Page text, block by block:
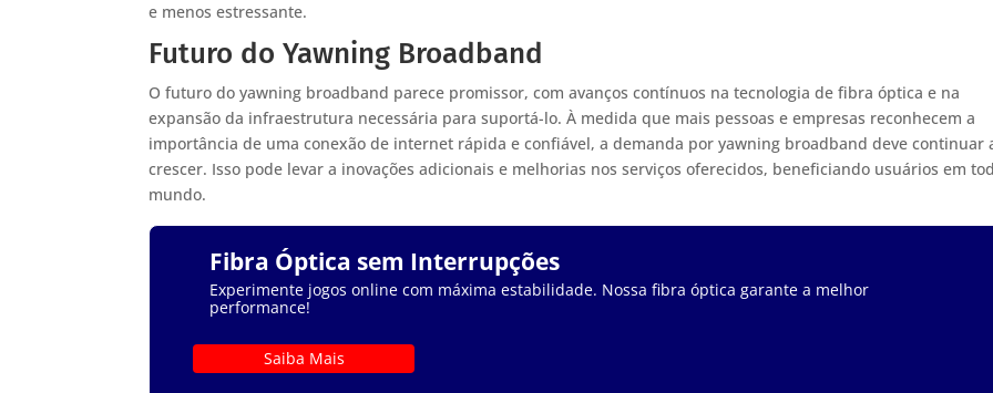
e menos estressante.
Futuro do Yawning Broadband
O futuro do yawning broadband parece promissor, com avanços contínuos na tecnologia de fibra óptica e na
expansão da infraestrutura necessária para suportá-lo. À medida que mais pessoas e empresas reconhecem a
importância de uma conexão de internet rápida e confiável, a demanda por yawning broadband deve continuar
crescer. Isso pode levar a inovações adicionais e melhorias nos serviços oferecidos, beneficiando usuários em
mundo.
Fibra Óptica sem Interrupções
Experimente jogos online com máxima estabilidade. Nossa fibra óptica garante a melhor
performance!
Saiba Mais